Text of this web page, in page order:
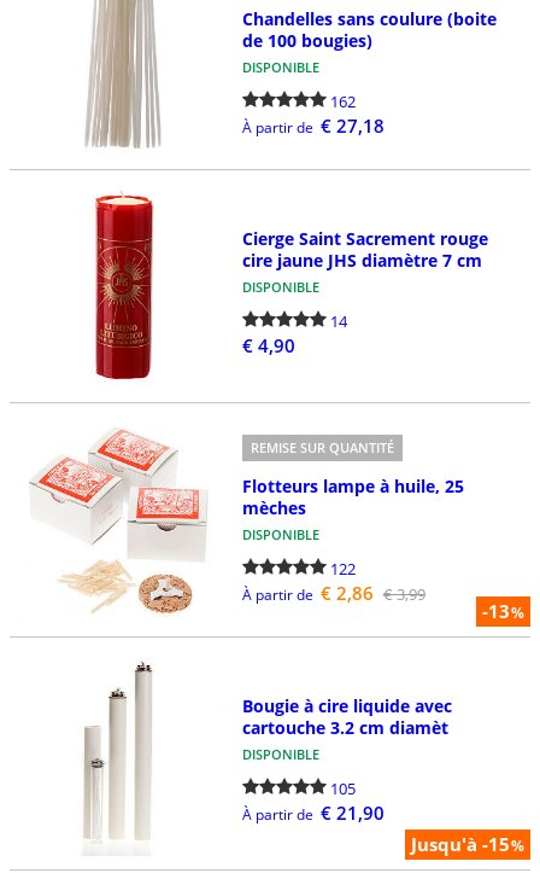
Chandelles sans coulure (boite
de 100 bougies)
DISPONIBLE
162
À partir de € 27,18
Cierge Saint Sacrement rouge
cire jaune JHS diamètre 7 cm
DISPONIBLE
14
€ 4,90
-13%
REMISE SUR QUANTITÉ
Flotteurs lampe à huile, 25
mèches
DISPONIBLE
122
À partir de € 2,86 € 3,99
Jusqu'à -15%
Bougie à cire liquide avec
cartouche 3.2 cm diamèt
DISPONIBLE
105
À partir de € 21,90